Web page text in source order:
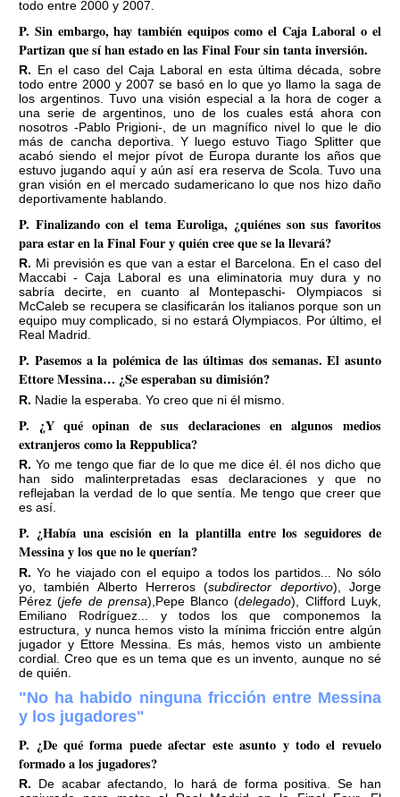
todo entre 2000 y 2007.
P. Sin embargo, hay también equipos como el Caja Laboral o el
Partizan que sí han estado en las Final Four sin tanta inversión.
R. En el caso del Caja Laboral en esta última década, sobre
todo entre 2000 y 2007 se basó en lo que yo llamo la saga de
los argentinos. Tuvo una visión especial a la hora de coger a
una serie de argentinos, uno de los cuales está ahora con
nosotros -Pablo Prigioni-, de un magnífico nivel lo que le dio
más de cancha deportiva. Y luego estuvo Tiago Splitter que
acabó siendo el mejor pívot de Europa durante los años que
estuvo jugando aquí y aún así era reserva de Scola. Tuvo una
gran visión en el mercado sudamericano lo que nos hizo daño
deportivamente hablando.
P. Finalizando con el tema Euroliga, ¿quiénes son sus favoritos
para estar en la Final Four y quién cree que se la llevará?
R. Mi previsión es que van a estar el Barcelona. En el caso del
Maccabi - Caja Laboral es una eliminatoria muy dura y no
sabría decirte, en cuanto al Montepaschi- Olympiacos si
McCaleb se recupera se clasificarán los italianos porque son un
equipo muy complicado, si no estará Olympiacos. Por último, el
Real Madrid.
P. Pasemos a la polémica de las últimas dos semanas. El asunto
Ettore Messina… ¿Se esperaban su dimisión?
R. Nadie la esperaba. Yo creo que ni él mismo.
P. ¿Y qué opinan de sus declaraciones en algunos medios
extranjeros como la Reppublica?
R. Yo me tengo que fiar de lo que me dice él. él nos dicho que
han sido malinterpretadas esas declaraciones y que no
reflejaban la verdad de lo que sentía. Me tengo que creer que
es así.
P. ¿Había una escisión en la plantilla entre los seguidores de
Messina y los que no le querían?
R. Yo he viajado con el equipo a todos los partidos... No sólo
yo, también Alberto Herreros (subdirector deportivo), Jorge
Pérez (jefe de prensa),Pepe Blanco (delegado), Clifford Luyk,
Emiliano Rodríguez... y todos los que componemos la
estructura, y nunca hemos visto la mínima fricción entre algún
jugador y Ettore Messina. Es más, hemos visto un ambiente
cordial. Creo que es un tema que es un invento, aunque no sé
de quién.
"No ha habido ninguna fricción entre Messina
y los jugadores"
P. ¿De qué forma puede afectar este asunto y todo el revuelo
formado a los jugadores?
R. De acabar afectando, lo hará de forma positiva. Se han